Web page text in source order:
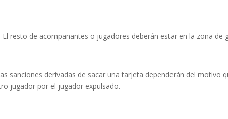
resto de acompañantes o jugadores deberán estar en la zona de
sanciones derivadas de sacar una tarjeta dependerán del motivo
jugador por el jugador expulsado.